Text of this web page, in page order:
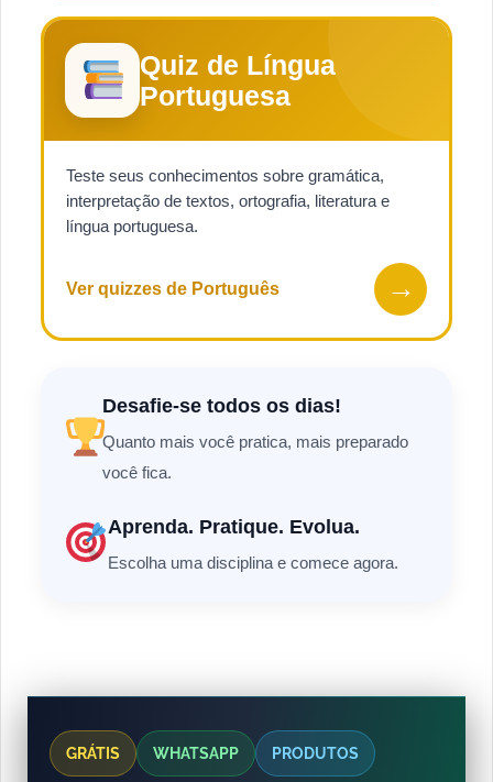
Quiz de Língua
Portuguesa
Teste seus conhecimentos sobre gramática,
interpretação de textos, ortografia, literatura e
língua portuguesa.
Ver quizzes de Português →
Desafie-se todos os dias!
Quanto mais você pratica, mais preparado
você fica.
Aprenda. Pratique. Evolua.
Escolha uma disciplina e comece agora.
GRÁTIS WHATSAPP PRODUTOS